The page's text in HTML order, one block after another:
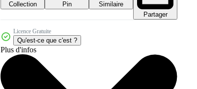
Collection Pin
Similaire
Partager
Licence Gratuite
Qu'est-ce que c'est ?
Plus d'infos